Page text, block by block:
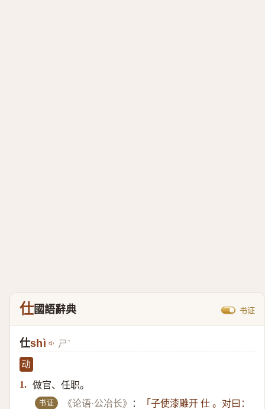
仕國語辭典 书证
仕shì ㄕˋ
动
1. 做官、任职。
书证 《论语·公冶长》 ：
「子使漆雕开 仕 。对曰：